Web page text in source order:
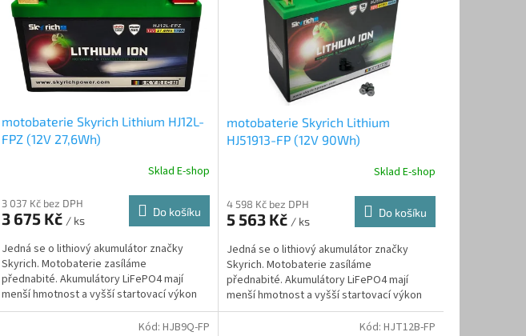
motobaterie Skyrich Lithium HJ12L-
FPZ (12V 27,6Wh)
Sklad E-shop
3 037 Kč bez DPH
3 675 Kč / ks
Do košíku
Jedná se o lithiový akumulátor značky
Skyrich. Motobaterie zasíláme
přednabité. Akumulátory LiFePO4 mají
menší hmotnost a vyšší startovací výkon
než olověné.
motobaterie Skyrich Lithium
HJ51913-FP (12V 90Wh)
Sklad E-shop
4 598 Kč bez DPH
5 563 Kč / ks
Do košíku
Jedná se o lithiový akumulátor značky
Skyrich. Motobaterie zasíláme
přednabité. Akumulátory LiFePO4 mají
menší hmotnost a vyšší startovací výkon
než...
Kód: HJB9Q-FP Kód: HJT12B-FP